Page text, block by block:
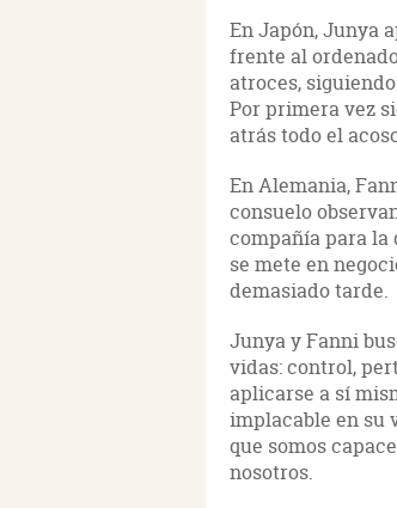
En Japón, Junya
frente al
atroces,
Por primera vez
atrás todo el
En Alemania,
consuelo
compañía para la
se mete en
demasiado tarde.
Junya y Fanni
vidas: control,
aplicarse a sí
implacable en su
que somos
nosotros.